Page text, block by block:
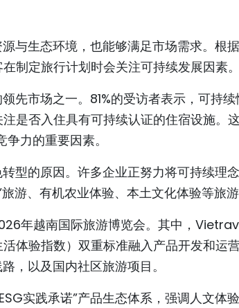
与生态环境，也能够满足市场需求。根
定旅行计划时会关注可持续发展因素。
先市场之一。81%的受访者表示，可持
是否入住具有可持续认证的住宿设施。
力的重要因素。
型的原因。许多企业正努力将可持续理
游、有机农业体验、本土文化体验等旅游
年越南国际旅游博览会。其中，
体验指数）双重标准融入产品开发和运
，以及国内社区旅游项目。
实践承诺”产品生态体系，强调人文体